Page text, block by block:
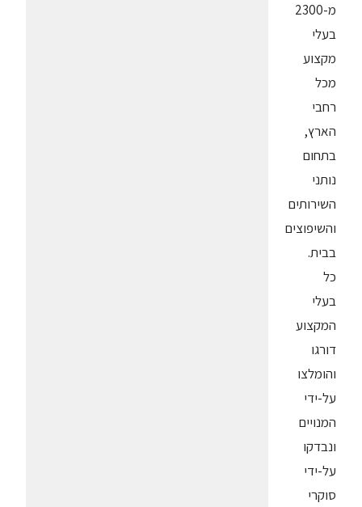
מ-2300
בעלי
מקצוע
מכל
רחבי
הארץ,
בתחום
נותני
השירותים
והשיפוצים
בבית.
כל
בעלי
המקצוע
דורגו
והומלצו
על-ידי
המנויים
ונבדקו
על-ידי
סוקרי